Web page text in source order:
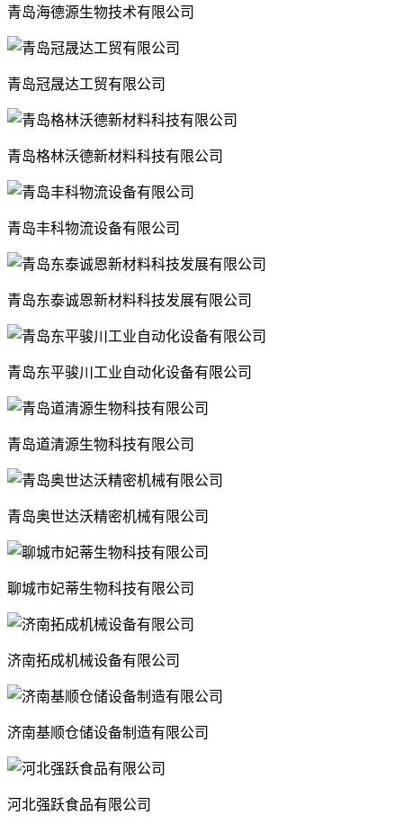
青岛海德源生物技术有限公司
青岛冠晟达工贸有限公司
青岛格林沃德新材料科技有限公司
青岛丰科物流设备有限公司
青岛东泰诚恩新材料科技发展有限公司
青岛东平骏川工业自动化设备有限公司
青岛道清源生物科技有限公司
青岛奥世达沃精密机械有限公司
聊城市妃蒂生物科技有限公司
济南拓成机械设备有限公司
济南基顺仓储设备制造有限公司
河北强跃食品有限公司